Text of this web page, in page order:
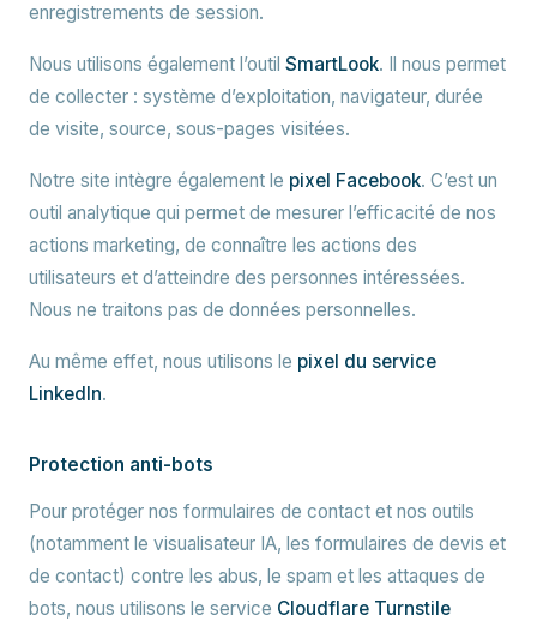
enregistrements de session.
Nous utilisons également l’outil SmartLook. Il nous permet
de collecter : système d’exploitation, navigateur, durée
de visite, source, sous-pages visitées.
Notre site intègre également le pixel Facebook. C’est un
outil analytique qui permet de mesurer l’efficacité de nos
actions marketing, de connaître les actions des
utilisateurs et d’atteindre des personnes intéressées.
Nous ne traitons pas de données personnelles.
Au même effet, nous utilisons le pixel du service
LinkedIn.
Protection anti-bots
Pour protéger nos formulaires de contact et nos outils
(notamment le visualisateur IA, les formulaires de devis et
de contact) contre les abus, le spam et les attaques de
bots, nous utilisons le service Cloudflare Turnstile